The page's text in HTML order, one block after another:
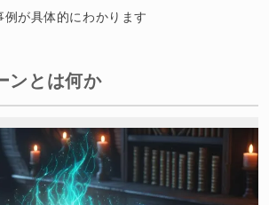
が具体的にわかります
ンとは何か